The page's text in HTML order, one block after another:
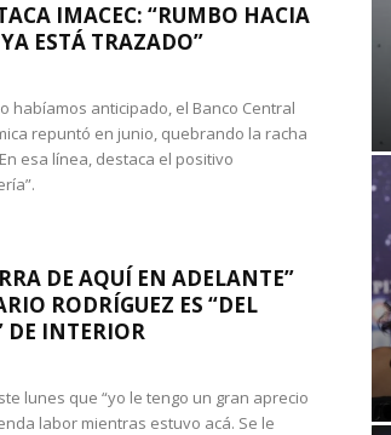
IMACEC: “RUMBO HACIA
ESTÁ TRAZADO”
habíamos anticipado, el Banco Central
repuntó en junio, quebrando la racha
esa línea, destaca el positivo
DE AQUÍ EN ADELANTE”
RODRÍGUEZ ES “DEL
DE INTERIOR
lunes que “yo le tengo un gran aprecio
labor mientras estuvo acá. Se le